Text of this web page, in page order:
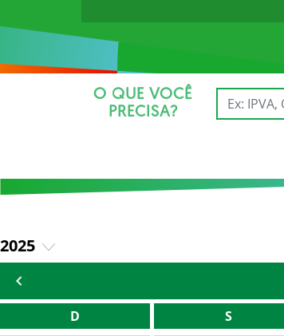
O QUE VOCÊ
PRECISA?
2025
2026
D S